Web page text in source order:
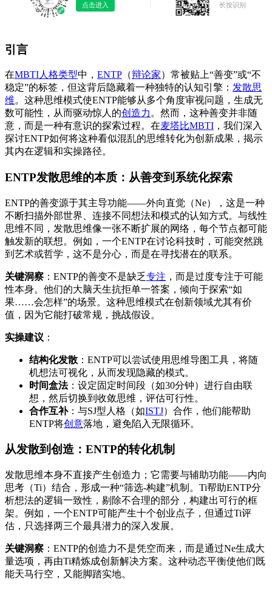
点击进入 长按识别
引言
在MBTI人格类型中， ENTP （辩论家）常被贴上“善变”或“不
稳定”的标签，但这背后隐藏着一种独特的认知引擎： 发散思
维。这种思维模式使ENTP能够从多个角度审视问题，生成无
数可能性，从而驱动惊人的创造力 。然而，这种善变并非随
意，而是一种有意识的探索过程。在麦塔比MBTI ，我们深入
探讨ENTP如何将这种看似混乱的思维转化为创新成果，揭示
其内在逻辑和实操路径。
ENTP发散思维的本质：从善变到系统化探索
ENTP的善变源于其主导功能——外向直觉（Ne），这是一种
不断扫描外部世界、连接不同想法和模式的认知方式。与线性
思维不同，发散思维像一张不断扩展的网络，每个节点都可能
触发新的联想。例如，一个ENTP在讨论科技时，可能突然跳
到艺术或哲学，这不是分心，而是在寻找潜在的联系。
关键洞察 ：ENTP的善变不是缺乏专注 ，而是过度专注于可能
性本身。他们的大脑天生抗拒单一答案，倾向于探索“如
果……会怎样”的场景。这种思维模式在创新领域尤其有价
值，因为它能打破常规，挑战假设。
实操建议 ：
结构化发散 ：ENTP可以尝试使用思维导图工具，将随
机想法可视化，从而发现隐藏的模式。
时间盒法：设定固定时间段（如30分钟）进行自由联
想，然后切换到收敛思维，评估可行性。
合作互补：与SJ型人格（如ISTJ）合作，他们能帮助
ENTP将创意落地，避免陷入无限循环。
从发散到创造：ENTP的转化机制
发散思维本身不直接产生创造力；它需要与辅助功能——内向
思考（Ti）结合，形成一种“筛选-构建”机制。Ti帮助ENTP分
析想法的逻辑一致性，剔除不合理的部分，构建出可行的框
架。例如，一个ENTP可能产生十个创业点子，但通过Ti评
估，只选择两三个最具潜力的深入发展。
关键洞察 ：ENTP的创造力不是凭空而来，而是通过Ne生成大
量选项，再由Ti精炼成创新解决方案。这种动态平衡使他们既
能天马行空，又能脚踏实地。